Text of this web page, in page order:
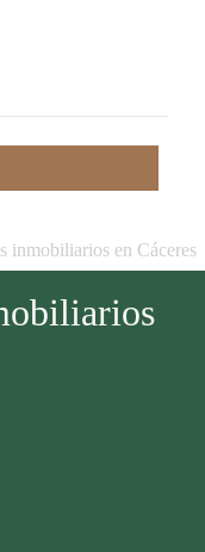
inmobiliarios en Cáceres